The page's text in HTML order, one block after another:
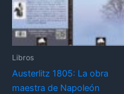
Libros
Austerlitz 1805: La obra
maestra de Napoleón